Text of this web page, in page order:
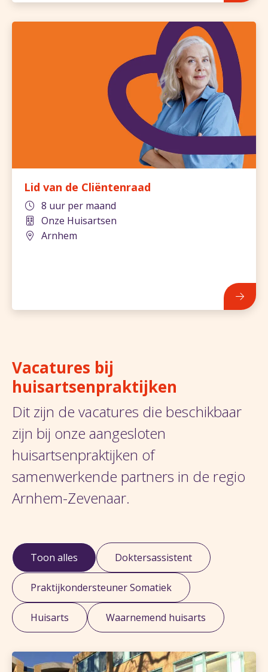
Lid van de Cliëntenraad
8 uur per maand
Onze Huisartsen
Arnhem
Vacatures bij
huisartsenpraktijken
Dit zijn de vacatures die beschikbaar
zijn bij onze aangesloten
huisartsenpraktijken of
samenwerkende partners in de regio
Arnhem-Zevenaar.
Toon alles Doktersassistent
Praktijkondersteuner Somatiek
Huisarts Waarnemend huisarts